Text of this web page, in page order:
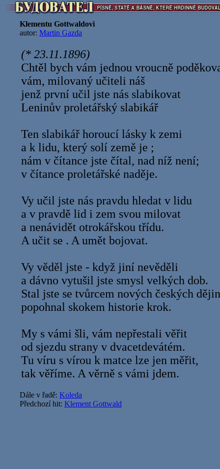
Klementu Gottwaldovi
autor: Martin Gazda
(* 23.11.1896)
Chtěl bych vám jednou vroucně
vám, milovaný učiteli náš
jenž první učil jste nás slabikovat
Leninův proletářský slabikář
Ten slabikář horoucí lásky k zemi
a k lidu, který solí země je ;
nám v čítance jste čítal, nad níž není;
v čítance proletářské naděje.
Vy učil jste nás pravdu hledat v lidu
a v pravdě lid i zem svou milovat
a nenávidět otrokářskou třídu.
A učit se . A umět bojovat.
Vy věděl jste - když jiní nevěděli
a dávno vytušil jste smysl velkých dob.
Stal jste se tvůrcem nových českých
popohnal skokem historie krok.
My s vámi šli, vám nepřestali věřit
od sjezdu strany v dvacetdevátém.
Tu víru s vírou k matce lze jen měřit,
tak věříme. A věrně s vámi jdem.
Dále v řadě: Koleda
Předchozí hit: Klement Gottwald